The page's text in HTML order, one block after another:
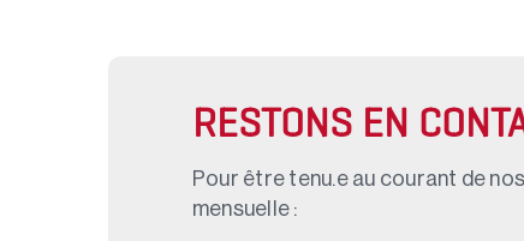
RESTONS EN
Pour être tenu.e au courant de
mensuelle :